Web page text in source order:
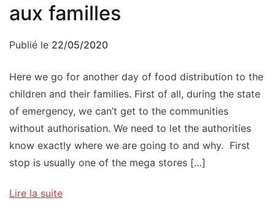
aux familles
Publié le 22/05/2020
Here we go for another day of food distribution to the
children and their families. First of all, during the state
of emergency, we can’t get to the communities
without authorisation. We need to let the authorities
know exactly where we are going to and why. First
stop is usually one of the mega stores […]
Lire la suite